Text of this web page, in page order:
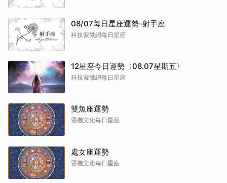
08/07每日星座運勢-射手座
科技紫微網每日星座
12星座今日運勢〈08.07星期五〉
科技紫微網每日星座
雙魚座運勢
靈機文化每日星座
處女座運勢
靈機文化每日星座